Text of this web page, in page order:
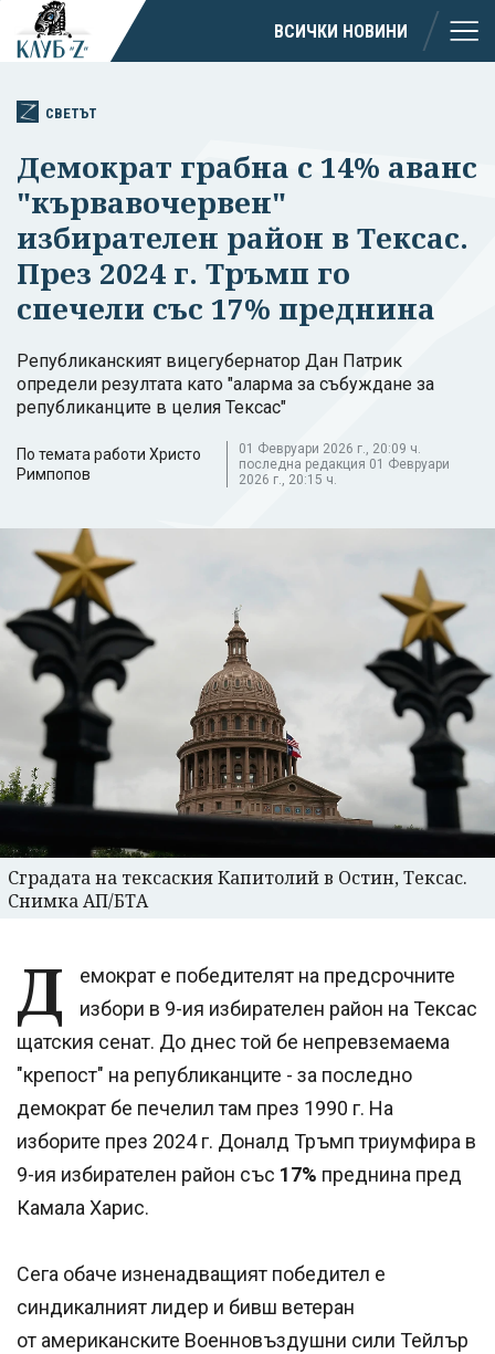
ВСИЧКИ НОВИНИ
СВЕТЪТ
Демократ грабна с 14% аванс
"кървавочервен"
избирателен район в Тексас.
През 2024 г. Тръмп го
спечели със 17% преднина
Републиканският вицегубернатор Дан Патрик
определи резултата като "аларма за събуждане за
републиканците в целия Тексас"
По темата работи Христо
Римпопов
01 Февруари 2026 г., 20:09 ч.
последна редакция 01 Февруари
2026 г., 20:15 ч.
Сградата на тексаския Капитолий в Остин, Тексас.
Снимка АП/БТА
Д
емократ е победителят на предсрочните
избори в 9-ия избирателен район на Тексас
щатския сенат. До днес той бе непревземаема
"крепост" на републиканците - за последно
демократ бе печелил там през 1990 г. На
изборите през 2024 г. Доналд Тръмп триумфира в
9-ия избирателен район със 17% преднина пред
Камала Харис.
Сега обаче изненадващият победител е
синдикалният лидер и бивш ветеран
от американските Военновъздушни сили Тейлър